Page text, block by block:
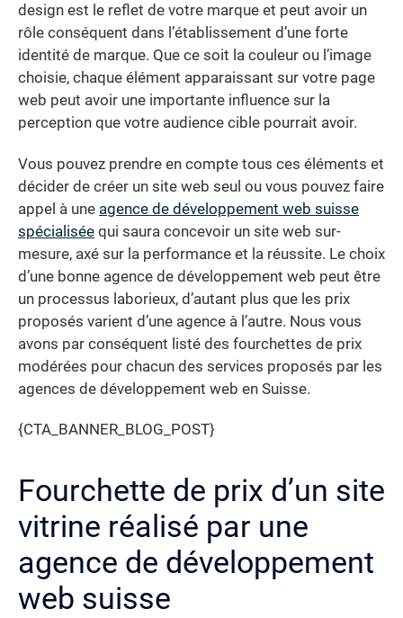
design est le reflet de votre marque et peut avoir un
rôle conséquent dans l’établissement d’une forte
identité de marque. Que ce soit la couleur ou l’image
choisie, chaque élément apparaissant sur votre page
web peut avoir une importante influence sur la
perception que votre audience cible pourrait avoir.
Vous pouvez prendre en compte tous ces éléments et
décider de créer un site web seul ou vous pouvez faire
appel à une agence de développement web suisse
spécialisée qui saura concevoir un site web sur-
mesure, axé sur la performance et la réussite. Le choix
d’une bonne agence de développement web peut être
un processus laborieux, d’autant plus que les prix
proposés varient d’une agence à l’autre. Nous vous
avons par conséquent listé des fourchettes de prix
modérées pour chacun des services proposés par les
agences de développement web en Suisse.
{CTA_BANNER_BLOG_POST}
Fourchette de prix d’un site
vitrine réalisé par une
agence de développement
web suisse